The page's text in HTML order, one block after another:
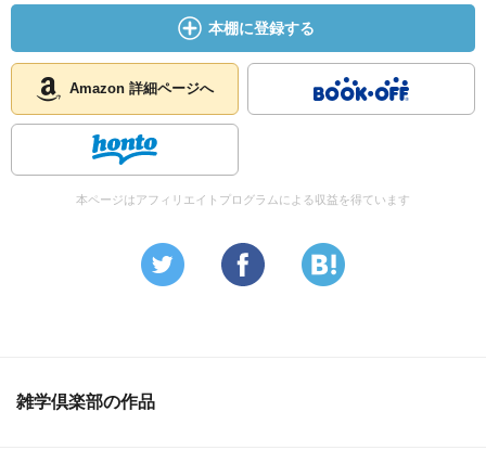
・蔵書票とか家紋とか花押的なものが欲しいな。
本棚に登録する
Amazon 詳細ページへ
本ページはアフィリエイトプログラムによる収益を得ています
雑学倶楽部の作品